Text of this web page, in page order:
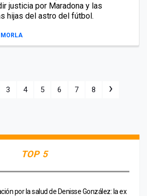
justicia por Maradona y las
hijas del astro del fútbol.
3 4 5 6 7 8 ›
TOP 5
por la salud de Denisse González: la ex